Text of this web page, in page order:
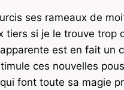
ses rameaux de
tiers si je le trouve trop
est en fait un
ces nouvelles
font toute sa magie